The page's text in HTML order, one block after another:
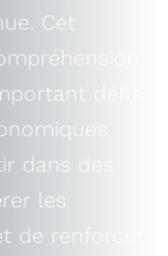
Cet
défis
dans des
les
de renforcer